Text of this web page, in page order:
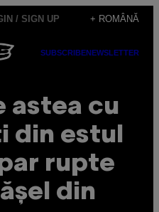
/ SIGN UP + ROMÂNĂ
SUBSCRIBENEWSLETTER
astea cu
din estul
rupte
din